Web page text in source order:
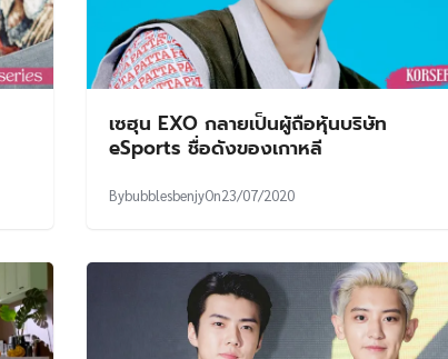
เซฮุน EXO กลายเป็นผู้ถือหุ้นบริษัท
eSports ชื่อดังของเกาหลี
BybubblesbenjyOn23/07/2020